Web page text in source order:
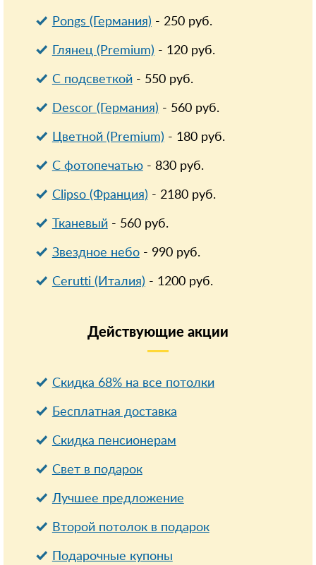
Pongs (Германия) - 250руб.
Глянец (Premium) - 120руб.
С подсветкой- 550руб.
Descor (Германия) - 560руб.
Цветной (Premium) - 180руб.
С фотопечатью- 830руб.
Clipso (Франция) - 2180руб.
Тканевый- 560руб.
Звездное небо- 990руб.
Cerutti (Италия) - 1200руб.
Действующие акции
Скидка 68% на все потолки
Бесплатная доставка
Cкидка пенсионерам
Свет в подарок
Лучшее предложение
Второй потолок в подарок
Подарочные купоны